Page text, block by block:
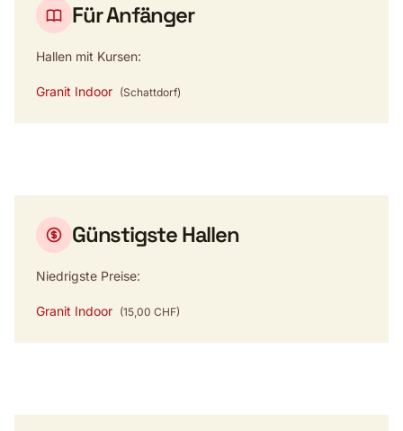
Für Anfänger
Hallen mit Kursen:
Granit Indoor (Schattdorf)
Günstigste Hallen
Niedrigste Preise:
Granit Indoor (15,00 CHF)